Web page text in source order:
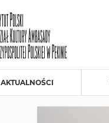
AKTUALNOŚCI